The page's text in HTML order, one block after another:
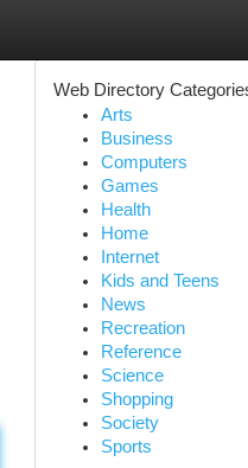
Web Directory
Arts
Business
Computers
Games
Health
Home
Internet
Kids and Teens
News
Recreation
Reference
Science
Shopping
Society
Sports